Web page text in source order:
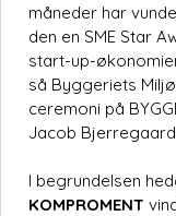
måneder har
den en SME Star
start-up-
så Byggeriets
ceremoni på
Jacob Bjerregaard
I begrundelsen
KOMPROMENT